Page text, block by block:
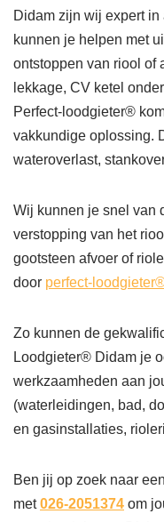
Didam zijn wij expert
kunnen je helpen met
ontstoppen van riool of
lekkage, CV ketel
Perfect-loodgieter®
vakkundige oplossing.
wateroverlast,
Wij kunnen je snel van
verstopping van het
gootsteen afvoer of
door perfect-
Zo kunnen de
Loodgieter® Didam je
werkzaamheden aan
(waterleidingen, bad,
en gasinstallaties,
Ben jij op zoek naar een
met026-2051374 om